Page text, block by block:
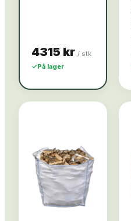
4315 kr / stk
✓På lager